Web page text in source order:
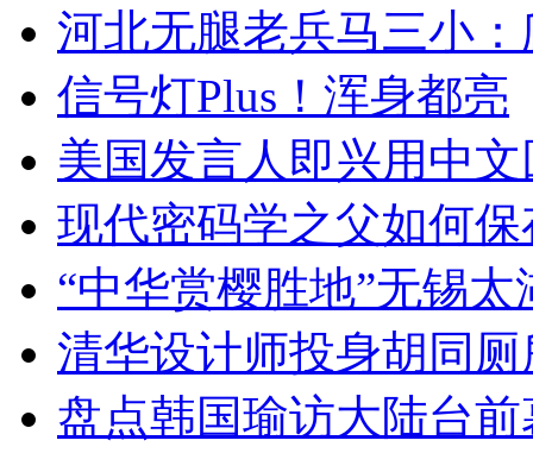
河北无腿老兵马三小
信号灯Plus！浑身都亮
美国发言人即兴用中
现代密码学之父如何
“中华赏樱胜地”无锡
清华设计师投身胡同
盘点韩国瑜访大陆台